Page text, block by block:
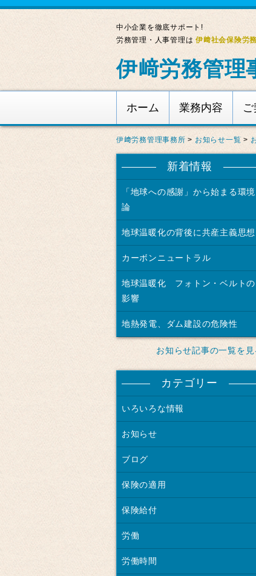
中小企業を徹底サポート!
労務管理・人事管理は伊﨑社会保険労
伊﨑労務管理
ホーム 業務内容
伊﨑労務管理事務所 > お知らせ一覧 >
新着情報
「地球への感謝」から始まる環境
論
地球温暖化の背後に共産主義思想
カーボンニュートラル
地球温暖化 フォトン・ベルトの
影響
地熱発電、ダム建設の危険性
お知らせ記事の一覧を見
カテゴリー
いろいろな情報
お知らせ
ブログ
保険の適用
保険給付
労働
労働時間